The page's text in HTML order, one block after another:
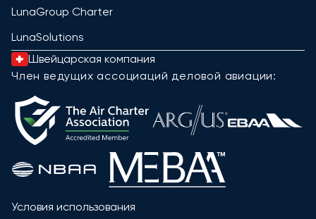
LunaGroup Charter
LunaSolutions
Швейцарская компания
Член ведущих ассоциаций деловой авиации:
Условия использования